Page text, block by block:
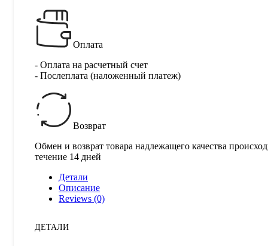
Оплата
- Оплата на расчетный счет
- Послеплата (наложенный платеж)
Возврат
Обмен и возврат товара надлежащего качества
течение 14 дней
Детали
Описание
Reviews (0)
ДЕТАЛИ